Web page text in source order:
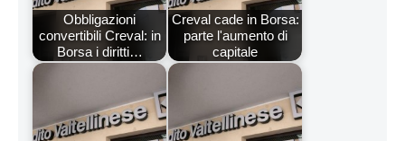
Obbligazioni
convertibili Creval: in
Borsa i diritti…
Creval cade in Borsa:
parte l'aumento di
capitale